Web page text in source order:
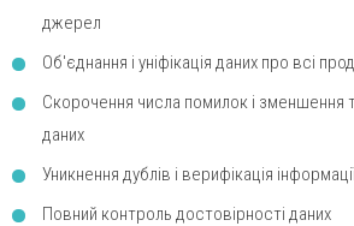
джерел
Об'єднання і уніфікація даних про всі
Скорочення числа помилок і зменшення
даних
Уникнення дублів і верифікація
Повний контроль достовірності даних